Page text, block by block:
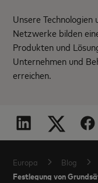
Unsere
Netzwerke bilden
Produkten und
Unternehmen und
erreichen.
Europa Blog
Festlegung von